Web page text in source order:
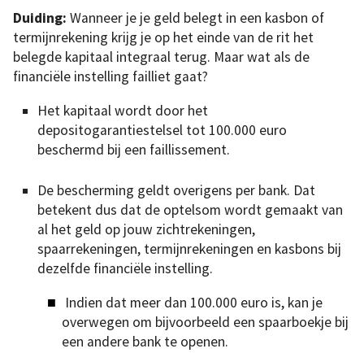
Duiding: Wanneer je je geld belegt in een kasbon of
termijnrekening krijg je op het einde van de rit het
belegde kapitaal integraal terug. Maar wat als de
financiële instelling failliet gaat?
Het kapitaal wordt door het
depositogarantiestelsel tot 100.000 euro
beschermd bij een faillissement.
De bescherming geldt overigens per bank. Dat
betekent dus dat de optelsom wordt gemaakt van
al het geld op jouw zichtrekeningen,
spaarrekeningen, termijnrekeningen en kasbons bij
dezelfde financiële instelling.
Indien dat meer dan 100.000 euro is, kan je
overwegen om bijvoorbeeld een spaarboekje bij
een andere bank te openen.